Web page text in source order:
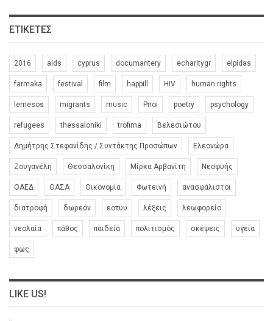
ΕΤΙΚΈΤΕΣ
2016 aids cyprus documantery echaritygr elpidas
farmaka festival film happill HIV human rights
lemesos migrants music Pnoi poetry psychology
refugees thessaloniki trofima Βελεσιώτου
Δημήτρης Στεφανίδης / Συντάκτης Προσώπων Ελεονώρα
Ζουγανέλη Θεσσαλονίκη Μίρκα Αρβανίτη Νεοφυής
ΟΑΕΔ ΟΑΣΑ Οικονομία Φωτεινή ανασφάλιστοι
διατροφή δωρεάν εοπυυ λέξεις λεωφορείο
νεολαία πάθος παιδεία πολιτισμός σκέψεις υγεία
φως
LIKE US!